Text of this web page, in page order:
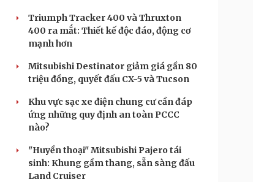
Triumph Tracker 400 và Thruxton
400 ra mắt: Thiết kế độc đáo, động cơ
mạnh hơn
Mitsubishi Destinator giảm giá gần 80
triệu đồng, quyết đấu CX-5 và Tucson
Khu vực sạc xe điện chung cư cần đáp
ứng những quy định an toàn PCCC
nào?
"Huyền thoại" Mitsubishi Pajero tái
sinh: Khung gầm thang, sẵn sàng đấu
Land Cruiser